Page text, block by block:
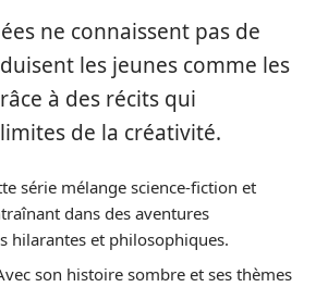
ne connaissent pas de
les jeunes comme les
à des récits qui
de la créativité.
série mélange science-fiction et
dans des aventures
hilarantes et philosophiques.
son histoire sombre et ses thèmes